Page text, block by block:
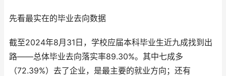
先看最实在的毕业去向数据
截至2024年8月31日，学校应届本科毕业生近九成找到出
路——总体毕业去向落实率89.30%。其中七成多
（72.39%）去了企业，是最主要的就业方向；还有